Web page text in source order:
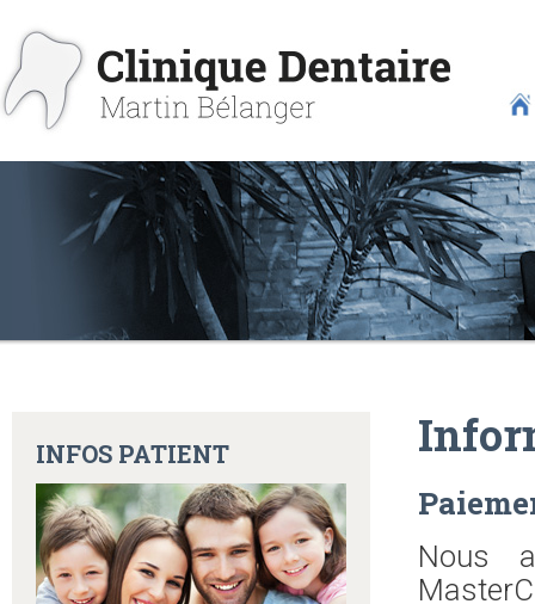
INFOS PATIENT
Nous